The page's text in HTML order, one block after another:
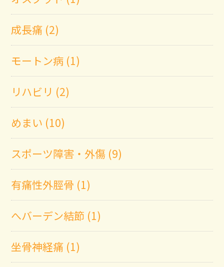
成長痛 (2)
モートン病 (1)
リハビリ (2)
めまい (10)
スポーツ障害・外傷 (9)
有痛性外脛骨 (1)
へバーデン結節 (1)
坐骨神経痛 (1)